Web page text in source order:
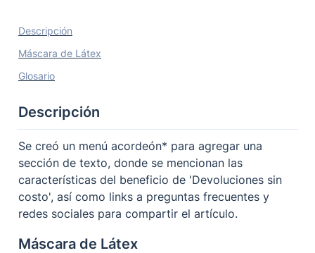
Descripción
Máscara de Látex
Glosario
Descripción
Se creó un menú acordeón* para agregar una
sección de texto, donde se mencionan las
características del beneficio de 'Devoluciones sin
costo', así como links a preguntas frecuentes y
redes sociales para compartir el artículo.
Máscara de Látex